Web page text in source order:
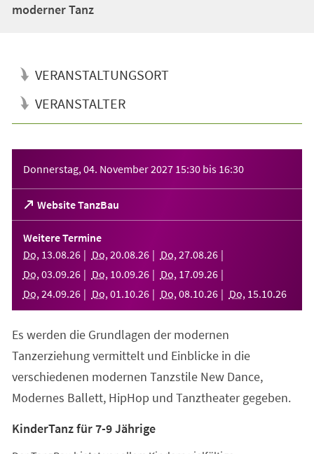
moderner Tanz
VERANSTALTUNGSORT
VERANSTALTER
Donnerstag, 04. November 2027 15:30 bis 16:30
Website TanzBau
(Öffnet
in
einem
neuen
Tab)
Weitere Termine
Do, 13.08.26 Do, 20.08.26 Do, 27.08.26
Do, 03.09.26 Do, 10.09.26 Do, 17.09.26
Do, 24.09.26 Do, 01 .10.26 Do, 08.10.26 Do, 15.10.26
Es werden die Grundlagen der modernen
Tanzerziehung vermittelt und Einblicke in die
verschiedenen modernen Tanzstile New Dance,
Modernes Ballett, HipHop und Tanztheater gegeben.
KinderTanz für 7-9 Jährige